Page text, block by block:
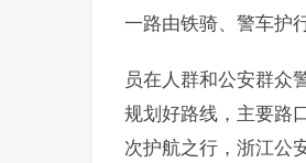
一路由铁骑、警车护
员在人群和公安群众
规划好路线，主要路
次护航之行，浙江公